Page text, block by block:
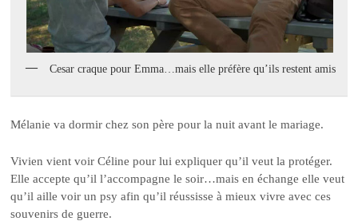
Cesar craque pour Emma…mais elle préfère qu’ils restent amis
Mélanie va dormir chez son père pour la nuit avant le mariage.
Vivien vient voir Céline pour lui expliquer qu’il veut la protéger.
Elle accepte qu’il l’accompagne le soir…mais en échange elle veut
qu’il aille voir un psy afin qu’il réussisse à mieux vivre avec ces
souvenirs de guerre.